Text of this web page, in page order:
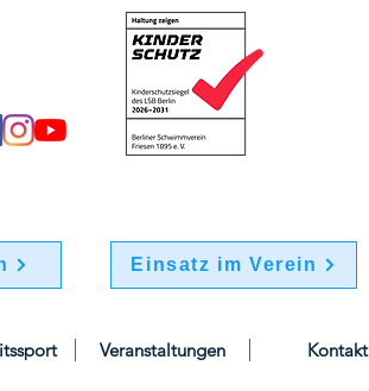
Einsatz im Verein
Veranstaltungen Kontakt